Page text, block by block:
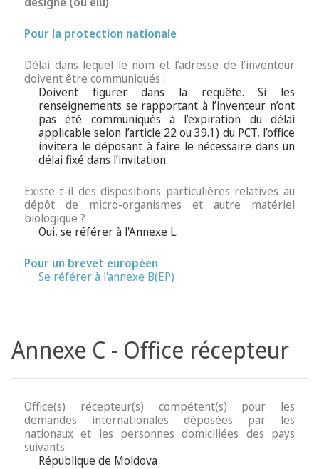
Pour la protection nationale
Délai dans lequel le nom et l’adresse de l’inventeur
doivent être communiqués :
Doivent figurer dans la requête. Si les
renseignements se rapportant à l’inventeur n’ont
pas été communiqués à l’expiration du délai
applicable selon l’article 22 ou 39.1) du PCT, l’office
invitera le déposant à faire le nécessaire dans un
délai fixé dans l’invitation.
Existe-t-il des dispositions particulières relatives au
dépôt de micro-organismes et autre matériel
biologique ?
Oui, se référer à l'Annexe L.
Pour un brevet européen
Se référer à l'annexe B(EP)
Annexe C - Office récepteur
Office(s) récepteur(s) compétent(s) pour les
demandes internationales déposées par les
nationaux et les personnes domiciliées des pays
suivants:
République de Moldova